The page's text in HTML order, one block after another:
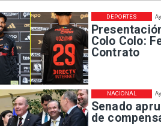
Colo Colo:
Contrato
DEPORTES
Senado
de
NACIONAL